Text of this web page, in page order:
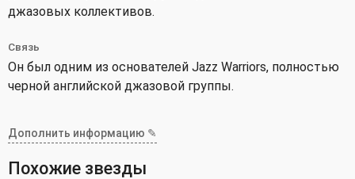
джазовых коллективов.
Связь
Он был одним из основателей Jazz Warriors, полностью
черной английской джазовой группы.
Дополнить информацию ✎
Похожие звезды